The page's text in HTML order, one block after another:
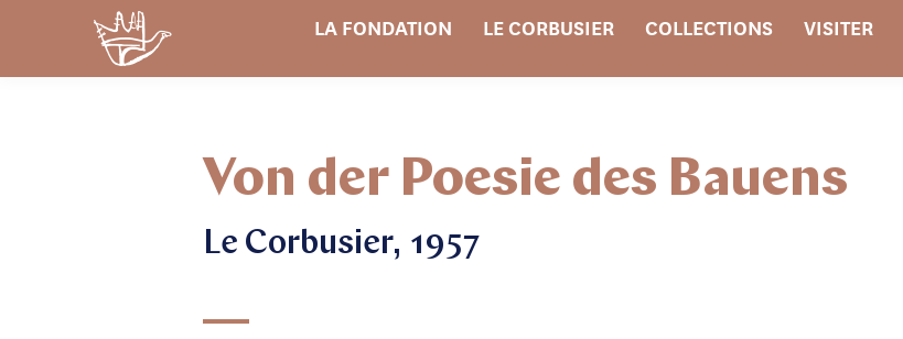
LA FONDATION LE CORBUSIER COLLECTIONS VISITER
Von der Poesie des Bauens
Le Corbusier, 1957